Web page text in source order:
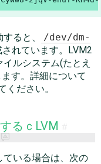
ると、
/dev/dm-
れています。LVM2
ルシステム(たとえ
す。詳細について
ください。
るｃLVM
いる場合は、次の